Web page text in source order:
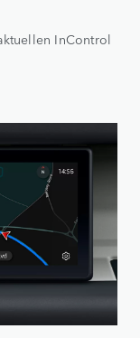
InControl